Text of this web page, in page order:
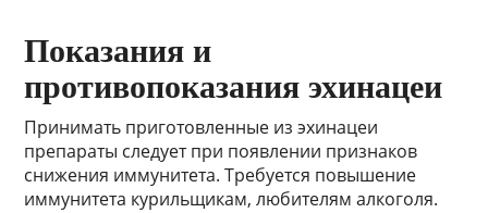
Показания и
противопоказания эхинацеи
Принимать приготовленные из эхинацеи
препараты следует при появлении признаков
снижения иммунитета. Требуется повышение
иммунитета курильщикам, любителям алкоголя.